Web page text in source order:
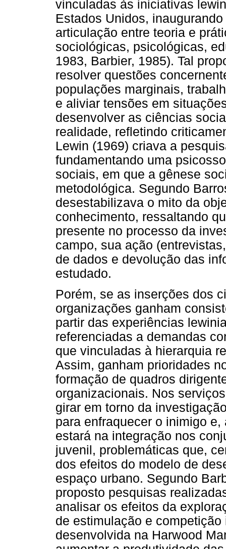
vinculadas às iniciativas
Estados Unidos,
articulação entre teoria e
sociológicas, psicológicas,
1983, Barbier, 1985). Tal
resolver questões
populações marginais,
e aliviar tensões em
desenvolver as ciências
realidade, refletindo
Lewin (1969) criava a
fundamentando uma
sociais, em que a gênese
metodológica. Segundo
desestabilizava o mito da
conhecimento, ressaltando
presente no processo da
campo, sua ação
de dados e devolução das
estudado.
Porém, se as inserções dos
organizações ganham
partir das experiências
referenciadas a demandas
que vinculadas à hierarquia
Assim, ganham prioridades
formação de quadros
organizacionais. Nos
girar em torno da
para enfraquecer o inimigo
estará na integração nos
juvenil, problemáticas que,
dos efeitos do modelo de
espaço urbano. Segundo
proposto pesquisas
analisar os efeitos da
de estimulação e
desenvolvida na Harwood